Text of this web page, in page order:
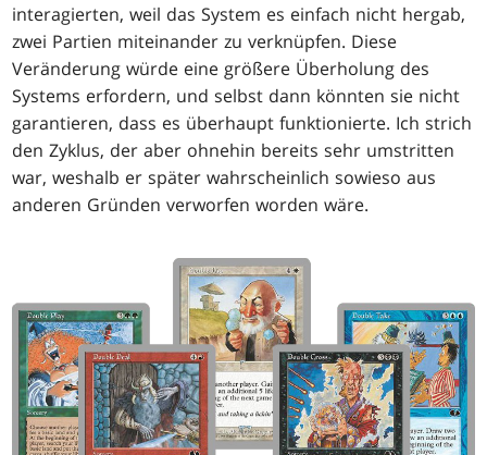
interagierten, weil das System es einfach nicht hergab,
zwei Partien miteinander zu verknüpfen. Diese
Veränderung würde eine größere Überholung des
Systems erfordern, und selbst dann könnten sie nicht
garantieren, dass es überhaupt funktionierte. Ich strich
den Zyklus, der aber ohnehin bereits sehr umstritten
war, weshalb er später wahrscheinlich sowieso aus
anderen Gründen verworfen worden wäre.